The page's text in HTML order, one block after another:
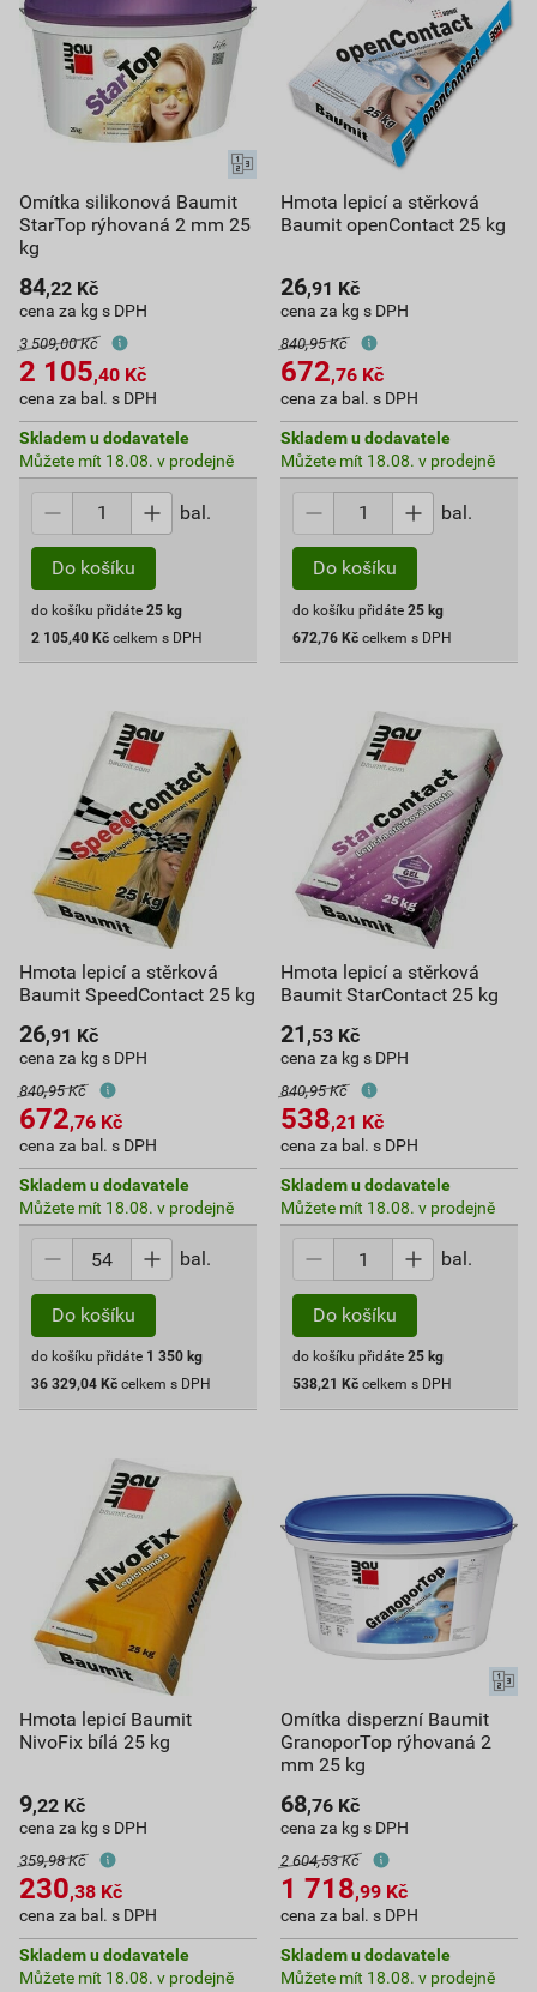
Omítka silikonová Baumit
StarTop rýhovaná 2 mm 25
kg
84,22 Kč
cena za kg s DPH
3 509,00 Kč
2 105,40 Kč
cena za bal. s DPH
Skladem u dodavatele
Můžete mít 18.08. v prodejně
bal.
Do košíku
do košíku přidáte 25 kg
2 105,40 Kč celkem s DPH
Hmota lepicí a stěrková
Baumit openContact 25 kg
26,91 Kč
cena za kg s DPH
840,95 Kč
672,76 Kč
cena za bal. s DPH
Skladem u dodavatele
Můžete mít 18.08. v prodejně
bal.
Do košíku
do košíku přidáte 25 kg
672,76 Kč celkem s DPH
Hmota lepicí a stěrková
Baumit SpeedContact 25 kg
26,91 Kč
cena za kg s DPH
840,95 Kč
672,76 Kč
cena za bal. s DPH
Skladem u dodavatele
Můžete mít 18.08. v prodejně
bal.
Do košíku
do košíku přidáte 1 350 kg
36 329,04 Kč celkem s DPH
Hmota lepicí a stěrková
Baumit StarContact 25 kg
21 ,53 Kč
cena za kg s DPH
840,95 Kč
538,21 Kč
cena za bal. s DPH
Skladem u dodavatele
Můžete mít 18.08. v prodejně
bal.
Do košíku
do košíku přidáte 25 kg
538,21 Kč celkem s DPH
Hmota lepicí Baumit
NivoFix bílá 25 kg
9,22 Kč
cena za kg s DPH
359,98 Kč
230,38 Kč
cena za bal. s DPH
Skladem u dodavatele
Můžete mít 18.08. v prodejně
Omítka disperzní Baumit
GranoporTop rýhovaná 2
mm 25 kg
68,76 Kč
cena za kg s DPH
2 604,53 Kč
1 718,99 Kč
cena za bal. s DPH
Skladem u dodavatele
Můžete mít 18.08. v prodejně